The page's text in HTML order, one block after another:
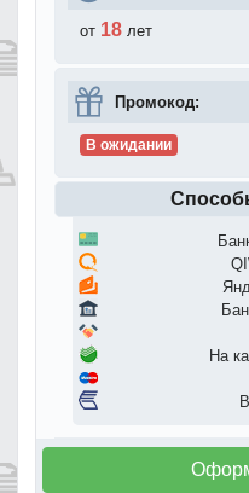
от 18 лет
Промокод:
В ожидании
На